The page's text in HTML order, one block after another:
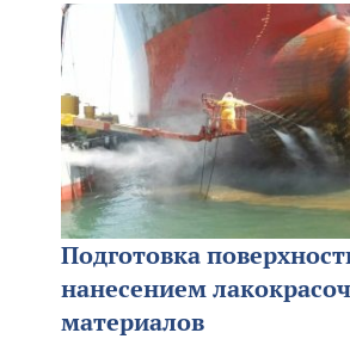
Подготовка
нанесением
материалов